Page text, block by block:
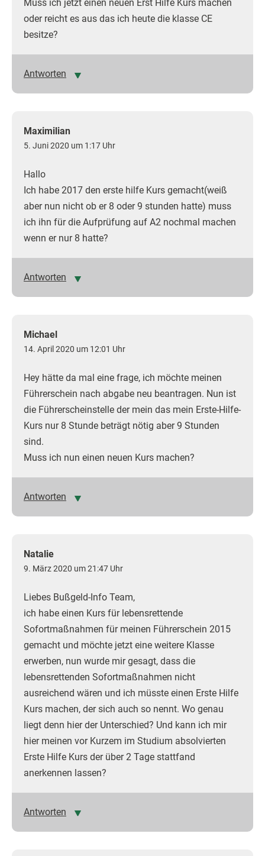
Muss ich jetzt einen neuen Erst Hilfe Kurs machen
oder reicht es aus das ich heute die klasse CE
besitze?
Antworten
Maximilian
5. Juni 2020 um 1:17 Uhr
Hallo
Ich habe 2017 den erste hilfe Kurs gemacht(weiß
aber nun nicht ob er 8 oder 9 stunden hatte) muss
ich ihn für die Aufprüfung auf A2 nochmal machen
wenn er nur 8 hatte?
Antworten
Michael
14. April 2020 um 12:01 Uhr
Hey hätte da mal eine frage, ich möchte meinen
Führerschein nach abgabe neu beantragen. Nun ist
die Führerscheinstelle der mein das mein Erste-Hilfe-
Kurs nur 8 Stunde beträgt nötig aber 9 Stunden
sind.
Muss ich nun einen neuen Kurs machen?
Antworten
Natalie
9. März 2020 um 21:47 Uhr
Liebes Bußgeld-Info Team,
ich habe einen Kurs für lebensrettende
Sofortmaßnahmen für meinen Führerschein 2015
gemacht und möchte jetzt eine weitere Klasse
erwerben, nun wurde mir gesagt, dass die
lebensrettenden Sofortmaßnahmen nicht
ausreichend wären und ich müsste einen Erste Hilfe
Kurs machen, der sich auch so nennt. Wo genau
liegt denn hier der Unterschied? Und kann ich mir
hier meinen vor Kurzem im Studium absolvierten
Erste Hilfe Kurs der über 2 Tage stattfand
anerkennen lassen?
Antworten